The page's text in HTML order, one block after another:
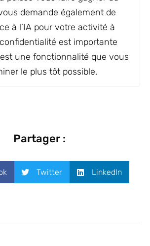
demande également de
à l’IA pour votre activité à
confidentialité est importante
une fonctionnalité que vous
le plus tôt possible.
Partager :
Twitter LinkedIn